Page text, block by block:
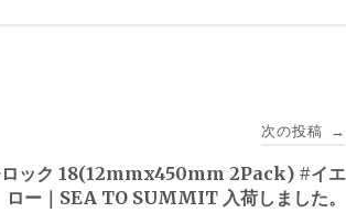
次の投稿 →
ロック 18(12mmx450mm 2Pack) #イエ
ロー｜SEA TO SUMMIT 入荷しました。